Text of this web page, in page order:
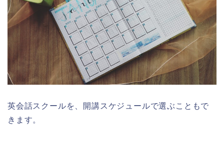
英会話スクールを、開講スケジュールで選ぶこともで
きます。